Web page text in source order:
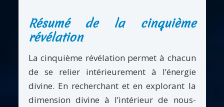
Résumé de la cinquième
révélation
La cinquième révélation permet à chacun
de se relier intérieurement à l’énergie
divine. En recherchant et en explorant la
dimension divine à l’intérieur de nous-